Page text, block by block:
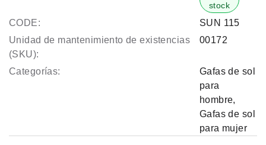
stock
CODE:
SUN 115
Unidad de mantenimiento de existencias
(SKU):
00172
Categorías:
Gafas de sol
para
hombre,
Gafas de sol
para mujer